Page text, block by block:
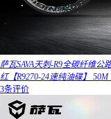
萨瓦SAVA天刺-R9全碳纤维
红【R9270-24速纯油碟】 50M
3条评价